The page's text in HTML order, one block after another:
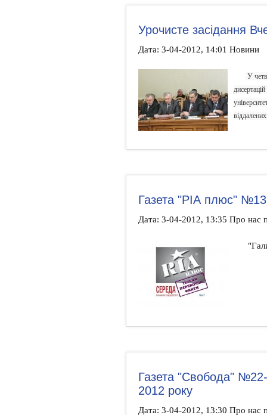
Урочисте засідання
Дата: 3-04-2012, 14:01 Новини
У
Газета "РІА плюс" №13
Дата: 3-04-2012, 13:35 Про нас
Газета "Свобода"
2012 року
Дата: 3-04-2012, 13:30 Про нас